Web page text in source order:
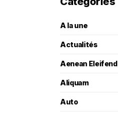
A la une
Actualités
Aenean Eleifend
Aliquam
Auto